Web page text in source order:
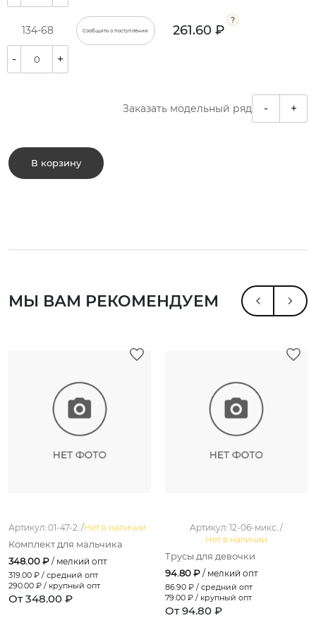
134-68 Сообщить о поступлении 261.60 ₽
- +
Заказать модельный ряд - +
В корзину
МЫ ВАМ РЕКОМЕНДУЕМ
Артикул: 01-47-2. /Нет в наличии
Комплект для мальчика
348.00 ₽ / мелкий опт
319.00 ₽ / средний опт
290.00 ₽ / крупный опт
От 348.00 ₽
Артикул: 12-06-микс. /
Нет в наличии
Трусы для девочки
94.80 ₽ / мелкий опт
86.90 ₽ / средний опт
79.00 ₽ / крупный опт
От 94.80 ₽